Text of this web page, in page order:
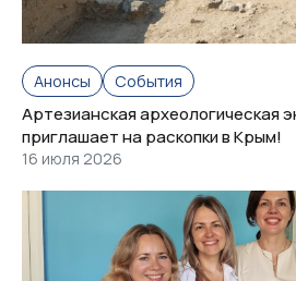
Анонсы События
Артезианская археологическая
приглашает на раскопки в Крым!
16 июля 2026